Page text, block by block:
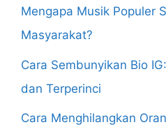
Mengapa Musik Populer
Masyarakat?
Cara Sembunyikan Bio
dan Terperinci
Cara Menghilangkan